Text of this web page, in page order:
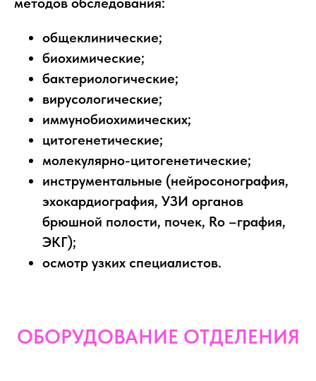
общеклинические;
биохимические;
бактериологические;
вирусологические;
иммунобиохимических;
цитогенетические;
молекулярно-цитогенетические;
инструментальные (нейросонография,
эхокардиография, УЗИ органов
брюшной полости, почек, Ro –графия,
ЭКГ);
осмотр узких специалистов.
ОБОРУДОВАНИЕ ОТДЕЛЕНИЯ